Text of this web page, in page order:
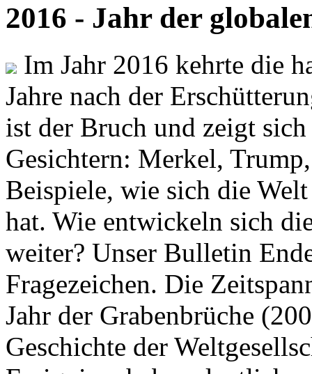
2016 - Jahr der
Im Jahr 2016 kehrte die
Jahre nach der
ist der Bruch und zeigt
Gesichtern: Merkel,
Beispiele, wie sich die
hat. Wie entwickeln sich
weiter? Unser Bulletin
Fragezeichen. Die
Jahr der Grabenbrüche
Geschichte der